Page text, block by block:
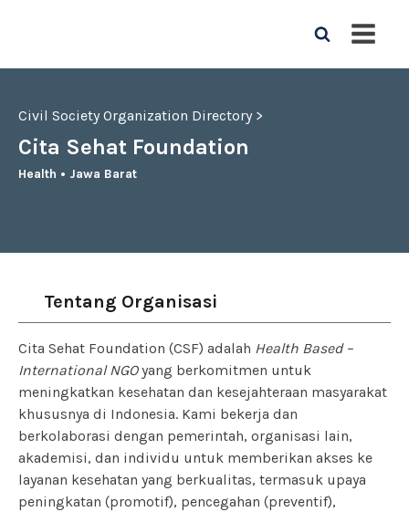
Civil Society Organization Directory >
Cita Sehat Foundation
Health • Jawa Barat
Tentang Organisasi
Cita Sehat Foundation (CSF) adalah Health Based –
International NGOyang berkomitmen untuk
meningkatkan kesehatan dan kesejahteraan masyarakat
khususnya di Indonesia. Kami bekerja dan
berkolaborasi dengan pemerintah, organisasi lain,
akademisi, dan individu untuk memberikan akses ke
layanan kesehatan yang berkualitas, termasuk upaya
peningkatan (promotif), pencegahan (preventif),